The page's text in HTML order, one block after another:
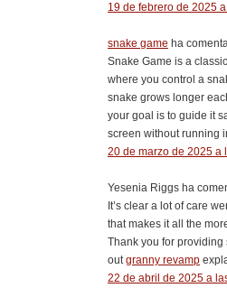
19 de febrero de 2025
snake game ha
Snake Game is a
where you control a
snake grows longer
your goal is to guide it
screen without running
20 de marzo de 2025 a
Yesenia Riggs ha
It’s clear a lot of care
that makes it all the
Thank you for
outgranny revamp
22 de abril de 2025 a